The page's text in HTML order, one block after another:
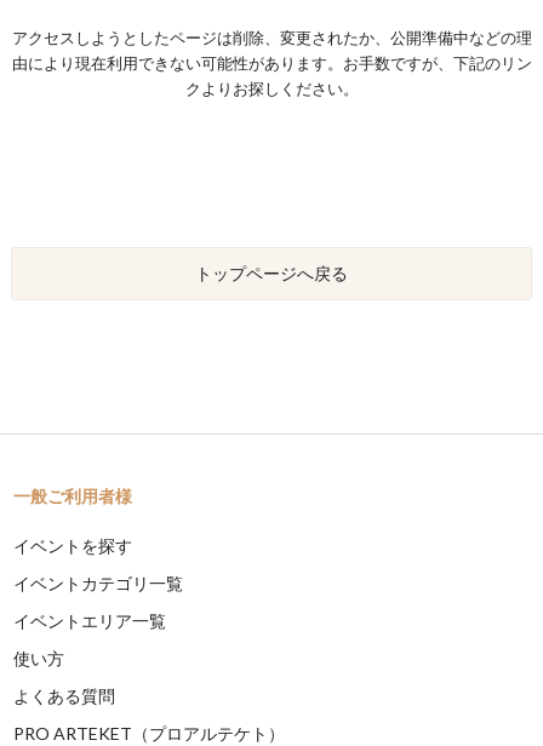
アクセスしようとしたページは削除、変更されたか、公開準備中などの理
由により現在利用できない可能性があります。お手数ですが、下記のリン
クよりお探しください。
トップページへ戻る
一般ご利用者様
イベントを探す
イベントカテゴリ一覧
イベントエリア一覧
使い方
よくある質問
PRO ARTEKET（プロアルテケト）